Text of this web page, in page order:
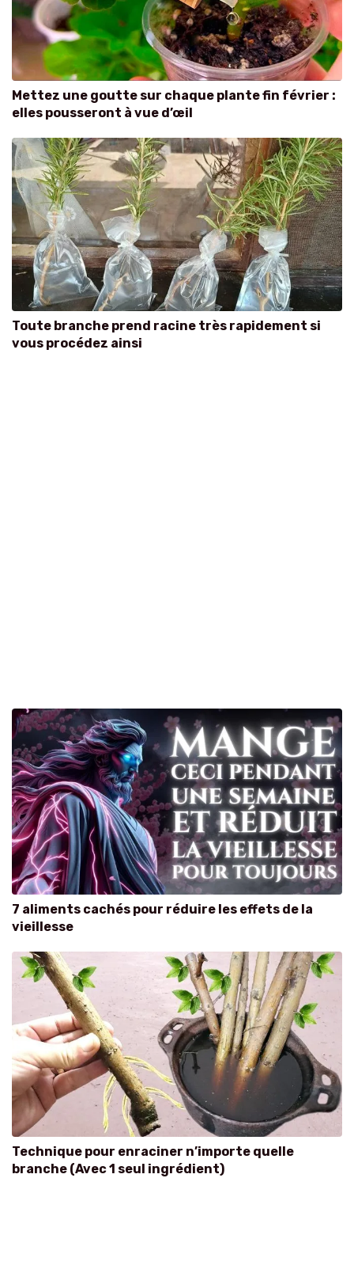
Mettez une goutte sur chaque plante fin février :
elles pousseront à vue d’œil
Toute branche prend racine très rapidement si
vous procédez ainsi
7 aliments cachés pour réduire les effets de la
vieillesse
Technique pour enraciner n’importe quelle
branche (Avec 1 seul ingrédient)